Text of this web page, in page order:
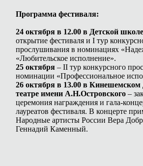
Программа фестиваля:
24 октября в 12.00 в Детской
открытие фестиваля и I тур
прослушивания в номинациях
«Любительское исполнение».
25 октября – II тур конкурсного
номинации «Профессиональное
26 октября в 13.00 в Кинешемском
театре имени А.Н.Островского –
церемония награждения и гала-
лауреатов фестиваля. В концерте
Народные артисты России Вера
Геннадий Каменный.